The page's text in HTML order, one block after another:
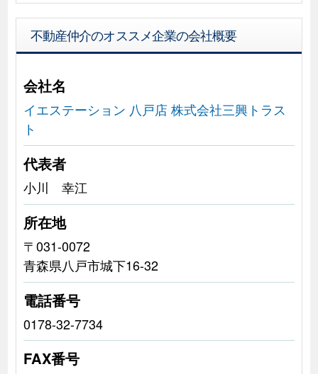
不動産仲介のオススメ企業の会社概要
会社名
イエステーション 八戸店 株式会社三興トラス
ト
代表者
小川 幸江
所在地
〒031-0072
青森県八戸市城下16-32
電話番号
0178-32-7734
FAX番号